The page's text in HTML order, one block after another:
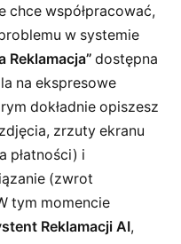
chce współpracować,
w systemie
Reklamacja” dostępna
na ekspresowe
dokładnie opiszesz
zrzuty ekranu
płatności) i
(zwrot
tym momencie
Reklamacji AI,